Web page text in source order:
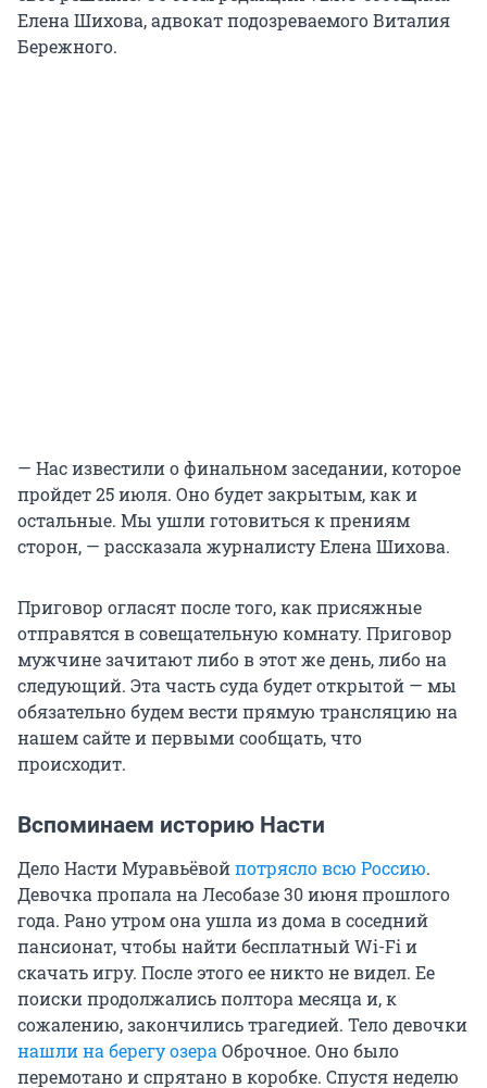
Елена Шихова, адвокат подозреваемого Виталия
Бережного.
— Нас известили о финальном заседании, которое
пройдет 25 июля. Оно будет закрытым, как и
остальные. Мы ушли готовиться к прениям
сторон, — рассказала журналисту Елена Шихова.
Приговор огласят после того, как присяжные
отправятся в совещательную комнату. Приговор
мужчине зачитают либо в этот же день, либо на
следующий. Эта часть суда будет открытой — мы
обязательно будем вести прямую трансляцию на
нашем сайте и первыми сообщать, что
происходит.
Вспоминаем историю Насти
Дело Насти Муравьёвойпотрясло всю Россию.
Девочка пропала на Лесобазе 30 июня прошлого
года. Рано утром она ушла из дома в соседний
пансионат, чтобы найти бесплатный Wi-Fi и
скачать игру. После этого ее никто не видел. Ее
поиски продолжались полтора месяца и, к
сожалению, закончились трагедией. Тело девочки
нашли на берегу озераОброчное. Оно было
перемотано и спрятано в коробке. Спустя неделю